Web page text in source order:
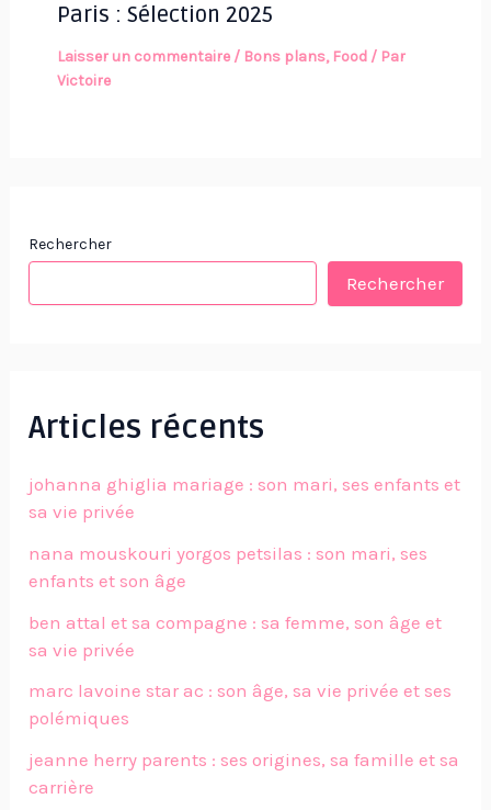
Paris : Sélection 2025
Laisser un commentaire / Bons plans, Food/ Par
Victoire
Rechercher
Rechercher
Articles récents
johanna ghiglia mariage : son mari, ses enfants et
sa vie privée
nana mouskouri yorgos petsilas : son mari, ses
enfants et son âge
ben attal et sa compagne : sa femme, son âge et
sa vie privée
marc lavoine star ac : son âge, sa vie privée et ses
polémiques
jeanne herry parents : ses origines, sa famille et sa
carrière